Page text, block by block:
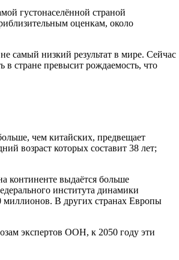
густонаселённой страной
оценкам, около
самый низкий результат в мире. Сейчас
в стране превысит рождаемость, что
чем китайских, предвещает
возраст которых составит 38 лет;
континенте выдаётся больше
института динамики
миллионов. В других странах Европы
экспертов ООН, к 2050 году эти